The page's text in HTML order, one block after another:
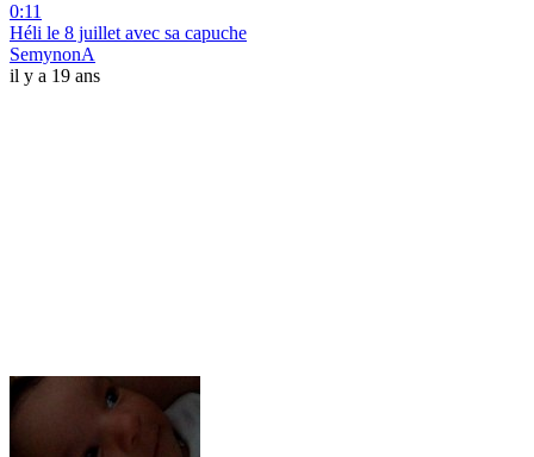
0:11
Héli le 8 juillet avec sa capuche
SemynonA
il y a 19 ans